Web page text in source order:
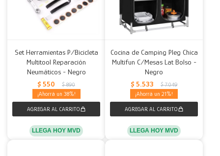
Set Herramientas P/Bicicleta
Multitool Reparación
Neumáticos - Negro
$ 550 $ 890
38
LLEGA HOY MVD
Cocina de Camping Pleg Chica
Multifun C/Mesas Lat Bolso -
Negro
$ 5.533 $ 7.049
21
LLEGA HOY MVD